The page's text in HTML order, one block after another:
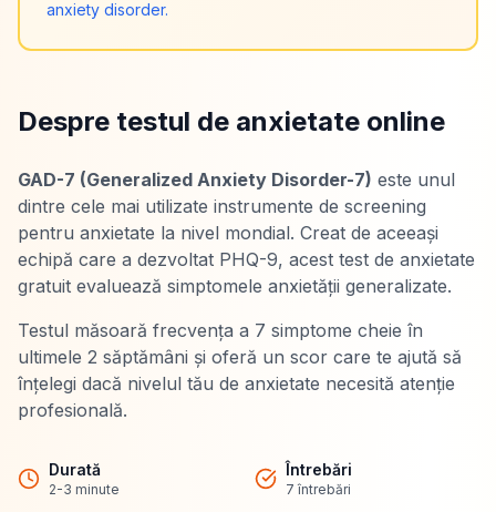
anxiety disorder.
Despre testul de anxietate online
GAD-7 (Generalized Anxiety Disorder-7) este unul
dintre cele mai utilizate instrumente de screening
pentru anxietate la nivel mondial. Creat de aceeași
echipă care a dezvoltat PHQ-9, acest test de anxietate
gratuit evaluează simptomele anxietății generalizate.
Testul măsoară frecvența a 7 simptome cheie în
ultimele 2 săptămâni și oferă un scor care te ajută să
înțelegi dacă nivelul tău de anxietate necesită atenție
profesională.
Durată
2-3 minute
Întrebări
7 întrebări